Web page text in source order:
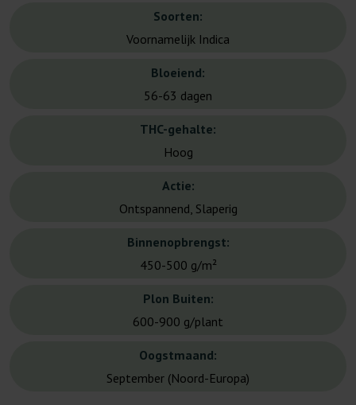
Soorten:
Voornamelijk Indica
Bloeiend:
56-63 dagen
THC-gehalte:
Hoog
Actie:
Ontspannend, Slaperig
Binnenopbrengst:
450-500 g/m²
Plon Buiten:
600-900 g/plant
Oogstmaand:
September (Noord-Europa)